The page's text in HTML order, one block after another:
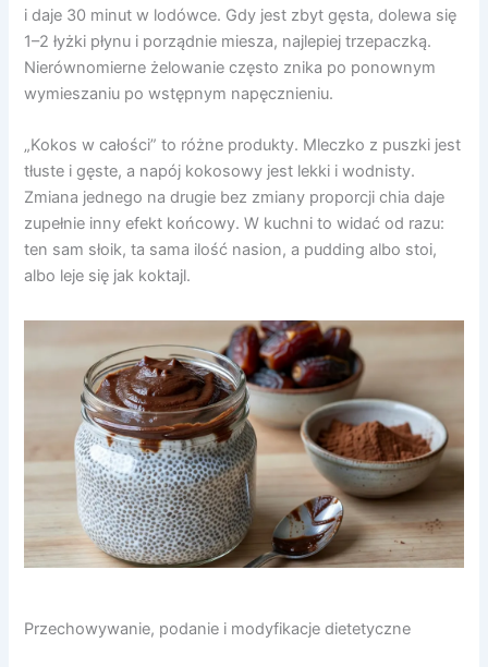
i daje 30 minut w lodówce. Gdy jest zbyt gęsta, dolewa się
1–2 łyżki płynu i porządnie miesza, najlepiej trzepaczką.
Nierównomierne żelowanie często znika po ponownym
wymieszaniu po wstępnym napęcznieniu.
„Kokos w całości” to różne produkty. Mleczko z puszki jest
tłuste i gęste, a napój kokosowy jest lekki i wodnisty.
Zmiana jednego na drugie bez zmiany proporcji chia daje
zupełnie inny efekt końcowy. W kuchni to widać od razu:
ten sam słoik, ta sama ilość nasion, a pudding albo stoi,
albo leje się jak koktajl.
Przechowywanie, podanie i modyfikacje dietetyczne